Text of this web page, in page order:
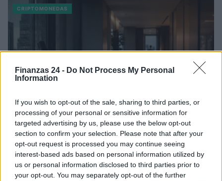
Finanzas 24 - Do Not Process My Personal
Information
If you wish to opt-out of the sale, sharing to third parties, or
processing of your personal or sensitive information for
targeted advertising by us, please use the below opt-out
section to confirm your selection. Please note that after your
opt-out request is processed you may continue seeing
interest-based ads based on personal information utilized by
us or personal information disclosed to third parties prior to
your opt-out. You may separately opt-out of the further
CRIPTOMONEDAS
Cómo los delincuentes están explotando los cambios en la
normativa cripto europea
Diego Martín · 6 Ago 2026